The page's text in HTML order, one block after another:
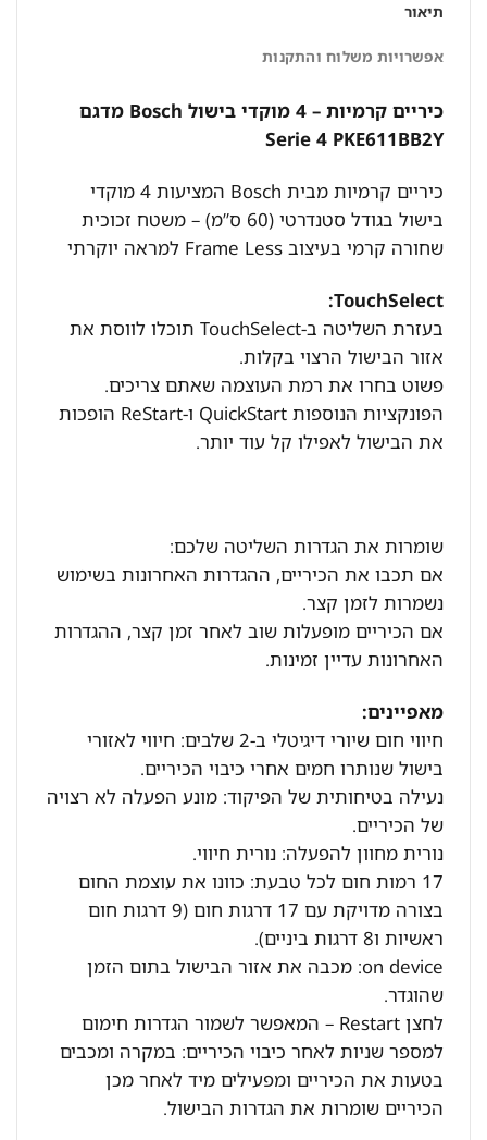
תיאור
אפשרויות משלוח והתקנות
כיריים קרמיות – 4 מוקדי בישול Bosch מדגם
Serie 4 PKE611BB2Y
כיריים קרמיות מבית Bosch המציעות 4 מוקדי
בישול בגודל סטנדרטי (60 ס”מ) – משטח זכוכית
שחורה קרמי בעיצוב Frame Less למראה יוקרתי
TouchSelect:
בעזרת השליטה ב-TouchSelect תוכלו לווסת את
אזור הבישול הרצוי בקלות.
פשוט בחרו את רמת העוצמה שאתם צריכים.
הפונקציות הנוספות QuickStart ו-ReStart הופכות
את הבישול לאפילו קל עוד יותר.
שומרות את הגדרות השליטה שלכם:
אם תכבו את הכיריים, ההגדרות האחרונות בשימוש
נשמרות לזמן קצר.
אם הכיריים מופעלות שוב לאחר זמן קצר, ההגדרות
האחרונות עדיין זמינות.
מאפיינים:
חיווי חום שיורי דיגיטלי ב-2 שלבים: חיווי לאזורי
בישול שנותרו חמים אחרי כיבוי הכיריים.
נעילה בטיחותית של הפיקוד: מונע הפעלה לא רצויה
של הכיריים.
נורית מחוון להפעלה: נורית חיווי.
17 רמות חום לכל טבעת: כוונו את עוצמת החום
בצורה מדויקת עם 17 דרגות חום (9 דרגות חום
ראשיות ו8 דרגות ביניים).
on device: מכבה את אזור הבישול בתום הזמן
שהוגדר.
לחצן Restart – המאפשר לשמור הגדרות חימום
למספר שניות לאחר כיבוי הכיריים: במקרה ומכבים
בטעות את הכיריים ומפעילים מיד לאחר מכן
הכיריים שומרות את הגדרות הבישול.